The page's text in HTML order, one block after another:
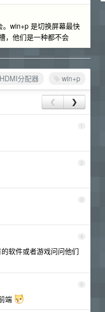
win+p 是切换屏幕最快
，他们是一种都不会
HDMI分配器 win+p
❮ ❯
1
2
3
4
软件或者游戏问问他们
5
端